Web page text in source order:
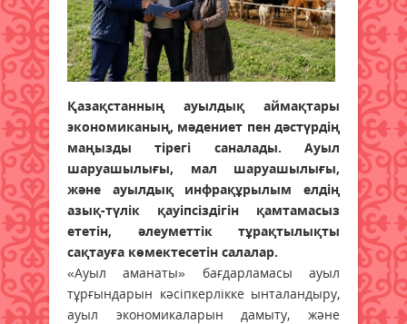
Қазақстанның ауылдық аймақтары
экономиканың, мәдениет пен дәстүрдің
маңызды тірегі саналады. Ауыл
шаруашылығы, мал шаруашылығы,
және ауылдық инфрақұрылым елдің
азық-түлік қауіпсіздігін қамтамасыз
ететін, әлеуметтік тұрақтылықты
сақтауға көмектесетін салалар.
«Ауыл аманаты» бағдарламасы ауыл
тұрғындарын кәсіпкерлікке ынталандыру,
ауыл экономикаларын дамыту, және